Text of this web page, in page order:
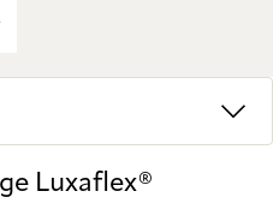
Luxaflex®